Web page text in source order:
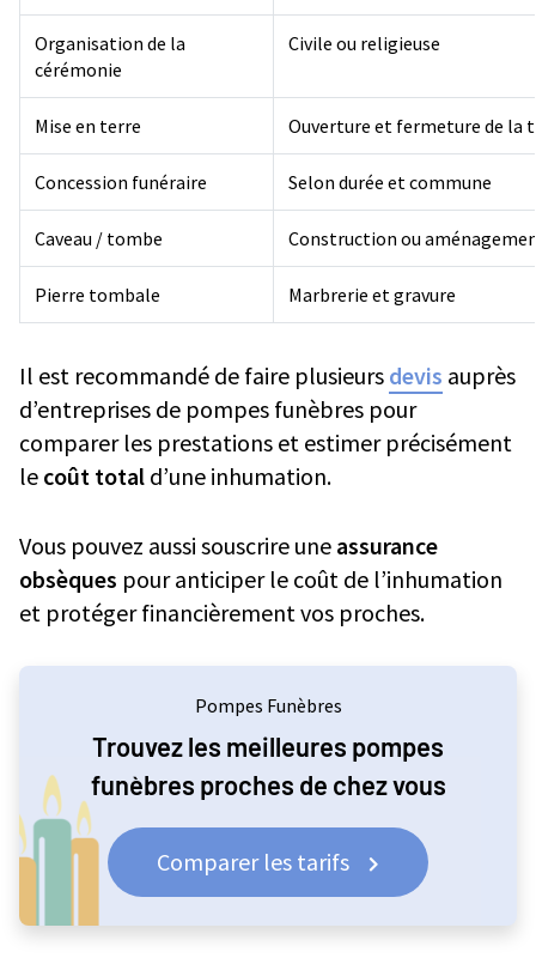
Organisation de la
cérémonie
Civile ou religieuse
Mise en terre Ouverture et fermeture de la
Concession funéraire Selon durée et commune
Caveau / tombe Construction ou
Pierre tombale Marbrerie et gravure
Il est recommandé de faire plusieurs devis auprès
d’entreprises de pompes funèbres pour
comparer les prestations et estimer précisément
le coût total d’une inhumation.
Vous pouvez aussi souscrire une assurance
obsèques pour anticiper le coût de l’inhumation
et protéger financièrement vos proches.
Pompes Funèbres
Trouvez les meilleures pompes
funèbres proches de chez vous
Comparer les tarifs